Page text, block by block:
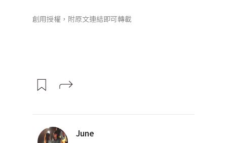
創用授權，附原文連結即可轉載
June